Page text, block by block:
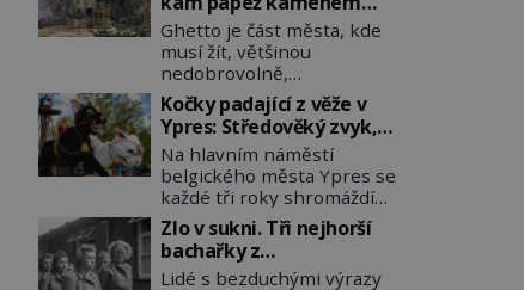
dohodil
Ghetto je část města, kde
musí žít, většinou
nedobrovolně,
náboženská, rasová nebo
národnostní menšina
obyvatel. Bohaté
historické zkušenosti mají
s takovým životem Židé. Už
od středověku jsou totiž v
každou chvíli nuceni v
nějakém žít. Mezi ty
nejslavnější patří i římské
Kočky padající z věže v
Ypres: Středověký zvyk,
který dodnes budí
rozpaky
Na hlavním náměstí
belgického města Ypres se
každé tři roky shromáždí
tisíce lidí. Z věže slavné
tržnice létají do davu
kočky, diváci jásají a snaží
se je chytit. Naštěstí už
Zlo v sukni. Tři nejhorší
bachařky z
koncentračních táborů
Lidé s bezduchými výrazy